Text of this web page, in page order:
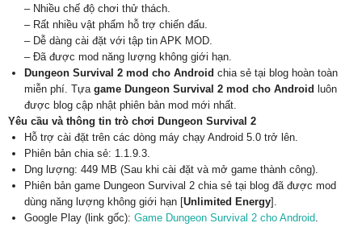
– Nhiều chế độ chơi thử thách.
– Rất nhiều vật phẩm hỗ trợ chiến đấu.
– Dễ dàng cài đặt với tập tin APK MOD.
– Đã được mod năng lượng không giới hạn.
Dungeon Survival 2 mod cho Android chia sẻ tại blog hoàn toàn
miễn phí. Tựa game Dungeon Survival 2 mod cho Android luôn
được blog cập nhật phiên bản mod mới nhất.
Yêu cầu và thông tin trò chơi Dungeon Survival 2
Hỗ trợ cài đặt trên các dòng máy chạy Android 5.0 trở lên.
Phiên bản chia sẻ: 1.1.9.3.
Dng lượng: 449 MB (Sau khi cài đặt và mở game thành công).
Phiên bản game Dungeon Survival 2 chia sẻ tại blog đã được mod
dùng năng lượng không giới hạn [Unlimited Energy].
Google Play (link gốc): Game Dungeon Survival 2 cho Android.